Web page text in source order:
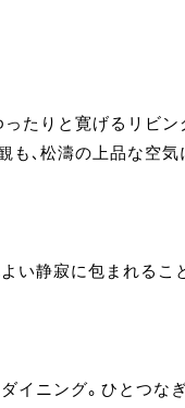
たりと寛げるリビ
、松濤の上品な空
い静寂に包まれる
イニング。ひとつ